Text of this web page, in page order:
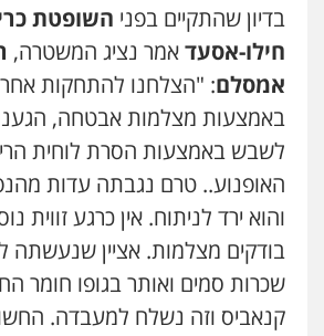
בדיון שהתקיים בפני השופטת
חילו-אסעדאמר נציג המשטרה,
אמסלם: "הצלחנו להתחקות
באמצעות מצלמות אבטחה, הגענו
לשבש באמצעות הסרת לוחית
האופנוע.. טרם נגבתה עדות
והוא ירד לניתוח. אין כרגע זווית
בודקים מצלמות. אציין שנעשתה
שכרות סמים ואותר בגופו חומר
קנאביס וזה נשלח למעבדה.